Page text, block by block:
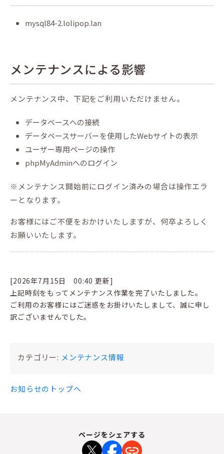
mysql84-2.lolipop.lan
メンテナンスによる影響
メンテナンス中、下記をご利用いただけません。
データベースへの接続
データベースサーバーを使用したWebサイトの表示
ユーザー専用ページの操作
phpMyAdminへのログイン
※メンテナンス開始前にログイン済みの場合は操作エラ
ーとなります。
お客様にはご不便をおかけいたしますが、何卒よろしく
お願いいたします。
[2026年7月15日 00:40 更新]
上記時刻をもってメンテナンス作業を完了いたしました。
ご利用のお客様にはご迷惑をお掛けいたしまして、誠に申し
訳ございませんでした。
カテゴリー: メンテナンス情報
お知らせのトップへ
ページをシェアする